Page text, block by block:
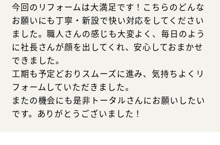
今回のリフォームは大満足です！こちらのどんな
お願いにも丁寧・新設で快い対応をしてください
ました。職人さんの感じも大変よく、毎日のよう
に社長さんが顔を出してくれ、安心しておまかせ
できました。
工期も予定どおりスムーズに進み、気持ちよくリ
フォームしていただきました。
またの機会にも是非トータルさんにお願いしたい
です。ありがとうございました！